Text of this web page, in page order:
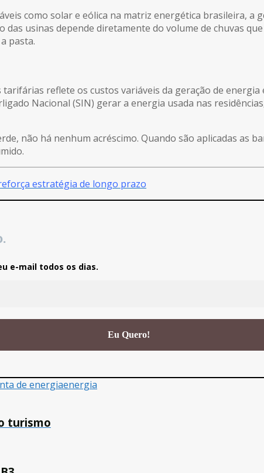
como solar e eólica na matriz energética brasileira, a
das usinas depende diretamente do volume de chuvas
pasta.
reflete os custos variáveis da geração de
Nacional (SIN) gerar a energia usada nas
não há nenhum acréscimo. Quando são aplicadas as
estratégia de longo prazo
e-mail todos os dias.
de energiaenergia
turismo